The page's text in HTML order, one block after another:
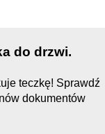
do drzwi.
teczkę! Sprawdź
dokumentów